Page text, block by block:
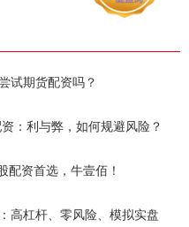
试期货配资吗？
：利与弊，如何规避风险？
配资首选，牛壹佰！
高杠杆、零风险、模拟实盘